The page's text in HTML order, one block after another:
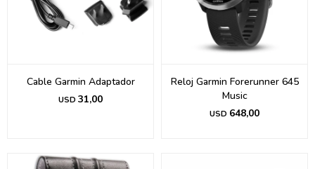
Cable Garmin Adaptador
USD 31,00
Reloj Garmin Forerunner 645
Music
USD 648,00